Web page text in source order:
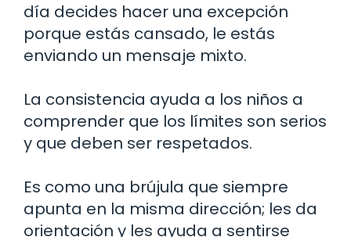
día decides hacer una excepción
porque estás cansado, le estás
enviando un mensaje mixto.
La consistencia ayuda a los niños a
comprender que los límites son serios
y que deben ser respetados.
Es como una brújula que siempre
apunta en la misma dirección; les da
orientación y les ayuda a sentirse